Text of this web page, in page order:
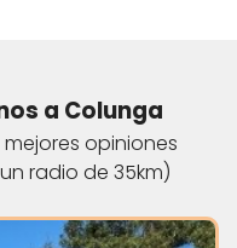
a Colunga
opiniones
radio de 35km)